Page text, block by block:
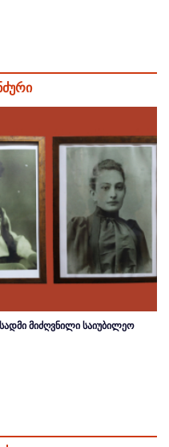
მიძღვნილი საიუბილეო